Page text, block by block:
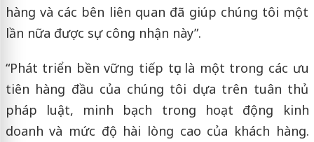
hàng và các bên liên quan đã giúp chúng tôi một
lần nữa được sự công nhận này”.
“Phát triển bền vững tiếp tục là một trong các ưu
tiên hàng đầu của chúng tôi dựa trên tuân thủ
pháp luật, minh bạch trong hoạt động kinh
doanh và mức độ hài lòng cao của khách hàng.